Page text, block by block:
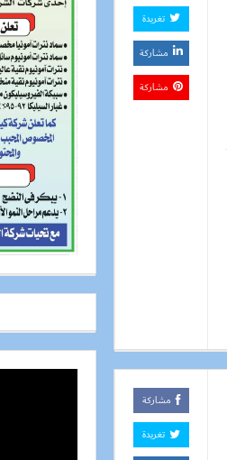
تغريدة
مشاركة
مشاركة
مشاركة
تغريدة